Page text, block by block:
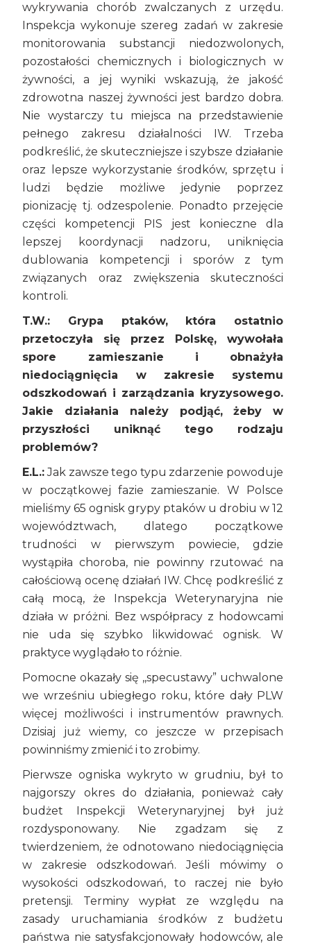
wykrywania chorób zwalczanych z urzędu.
Inspekcja wykonuje szereg zadań w zakresie
monitorowania substancji niedozwolonych,
pozostałości chemicznych i biologicznych w
żywności, a jej wyniki wskazują, że jakość
zdrowotna naszej żywności jest bardzo dobra.
Nie wystarczy tu miejsca na przedstawienie
pełnego zakresu działalności IW. Trzeba
podkreślić, że skuteczniejsze i szybsze działanie
oraz lepsze wykorzystanie środków, sprzętu i
ludzi będzie możliwe jedynie poprzez
pionizację tj. odzespolenie. Ponadto przejęcie
części kompetencji PIS jest konieczne dla
lepszej koordynacji nadzoru, uniknięcia
dublowania kompetencji i sporów z tym
związanych oraz zwiększenia skuteczności
kontroli.
T.W.: Grypa ptaków, która ostatnio
przetoczyła się przez Polskę, wywołała
spore zamieszanie i obnażyła
niedociągnięcia w zakresie systemu
odszkodowań i zarządzania kryzysowego.
Jakie działania należy podjąć, żeby w
przyszłości uniknąć tego rodzaju
problemów?
E.L.:Jak zawsze tego typu zdarzenie powoduje
w początkowej fazie zamieszanie. W Polsce
mieliśmy 65 ognisk grypy ptaków u drobiu w 12
województwach, dlatego początkowe
trudności w pierwszym powiecie, gdzie
wystąpiła choroba, nie powinny rzutować na
całościową ocenę działań IW. Chcę podkreślić z
całą mocą, że Inspekcja Weterynaryjna nie
działa w próżni. Bez współpracy z hodowcami
nie uda się szybko likwidować ognisk. W
praktyce wyglądało to różnie.
Pomocne okazały się ,,specustawy” uchwalone
we wrześniu ubiegłego roku, które dały PLW
więcej możliwości i instrumentów prawnych.
Dzisiaj już wiemy, co jeszcze w przepisach
powinniśmy zmienić i to zrobimy.
Pierwsze ogniska wykryto w grudniu, był to
najgorszy okres do działania, ponieważ cały
budżet Inspekcji Weterynaryjnej był już
rozdysponowany. Nie zgadzam się z
twierdzeniem, że odnotowano niedociągnięcia
w zakresie odszkodowań. Jeśli mówimy o
wysokości odszkodowań, to raczej nie było
pretensji. Terminy wypłat ze względu na
zasady uruchamiania środków z budżetu
państwa nie satysfakcjonowały hodowców, ale